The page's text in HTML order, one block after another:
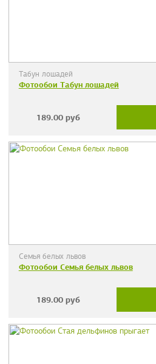
Табун лошадей
Фотообои Табун лошадей
189.00 руб
Семья белых львов
Фотообои Семья белых львов
189.00 руб